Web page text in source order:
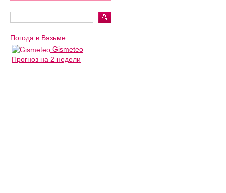
Погода в Вязьме
Gismeteo
Прогноз на 2 недели